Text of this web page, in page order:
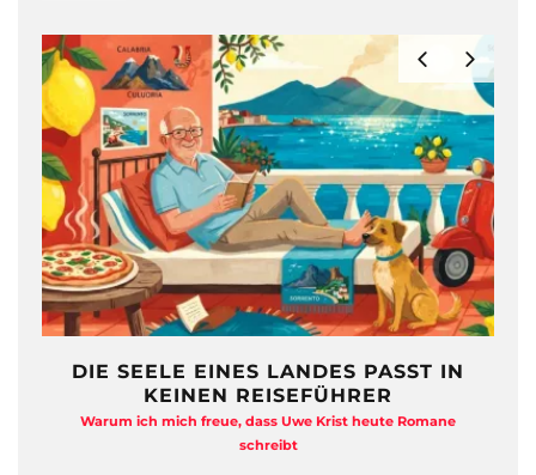
DIE SEELE EINES LANDES PASST IN
KEINEN REISEFÜHRER
Warum ich mich freue, dass Uwe Krist heute Romane
schreibt